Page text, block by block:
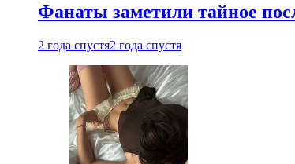
Фанаты заметили тайное
2 года спустя2 года спустя